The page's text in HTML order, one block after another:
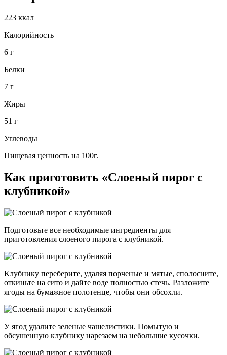
223 ккал
Калорийность
6 г
Белки
7 г
Жиры
51 г
Углеводы
Пищевая ценность на 100г.
Как приготовить «Слоеный пирог с
клубникой»
Подготовьте все необходимые ингредиенты для
приготовления слоеного пирога с клубникой.
Клубнику переберите, удаляя порченые и мятые, сполосните,
откиньте на сито и дайте воде полностью стечь. Разложите
ягоды на бумажное полотенце, чтобы они обсохли.
У ягод удалите зеленые чашелистики. Помытую и
обсушенную клубнику нарезаем на небольшие кусочки.